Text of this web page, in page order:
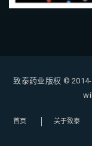
致泰药业版权 ©
首页 关于致泰